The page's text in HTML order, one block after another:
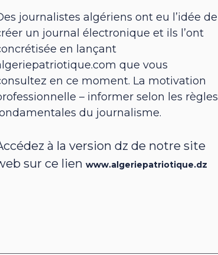
journalistes algériens ont eu l’idée de
un journal électronique et ils l’ont
en lançant
que vous
en ce moment. La motivation
– informer selon les règles
du journalisme.
à la version dz de notre site
sur ce lienwww.algeriepatriotique.dz